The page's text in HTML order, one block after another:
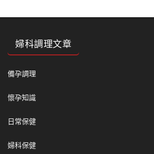
婦科調理文章
備孕調理
懷孕知識
日常保健
婦科保健